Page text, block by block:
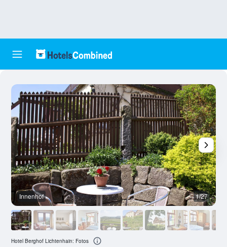
Innenhof 1/27
Hotel Berghof Lichtenhain: Fotos